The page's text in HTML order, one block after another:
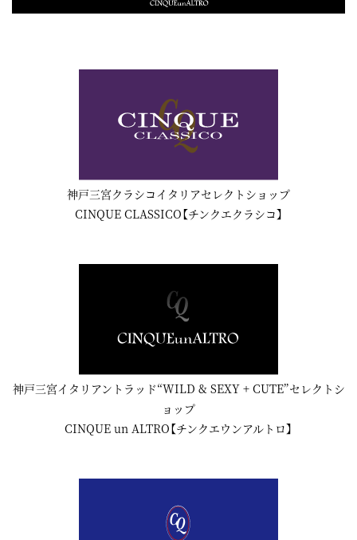
神戸三宮クラシコイタリアセレクトショップ
CINQUE CLASSICO【チンクエクラシコ】
神戸三宮イタリアントラッド“WILD & SEXY + CUTE”セレクトシ
ョップ
CINQUE un ALTRO【チンクエウンアルトロ】